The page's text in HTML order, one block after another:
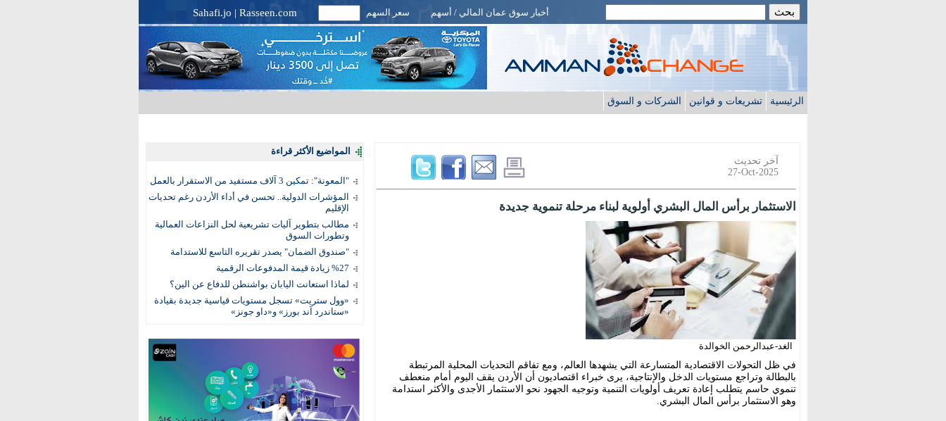
أخبار سوق عمان المالي / أسهم سعر السهم Sahafi.jo | Rasseen.com
الرئيسية تشريعات و قوانين الشركات و السوق
المواضيع الأكثر قراءة
"المعونة": تمكين 3 آلاف مستفيد من الاستقرار بالعمل
المؤشرات الدولية.. تحسن في أداء الأردن رغم تحديات
الإقليم
مطالب بتطوير آليات تشريعية لحل النزاعات العمالية
وتطورات السوق
"صندوق الضمان" يصدر تقريره التاسع للاستدامة
%27 زيادة قيمة المدفوعات الرقمية
لماذا استعانت اليابان بواشنطن للدفاع عن الين؟
«وول ستريت» تسجل مستويات قياسية جديدة بقيادة
«ستاندرد آند بورز» و«داو جونز»
آخر تحديث
27-Oct-2025
الاستثمار برأس المال البشري أولوية لبناء مرحلة تنموية جديدة
الغد-عبدالرحمن الخوالدة
في ظل التحولات الاقتصادية المتسارعة التي يشهدها العالم، ومع تفاقم التحديات المحلية المرتبطة
بالبطالة وتراجع مستويات الدخل والإنتاجية، يرى خبراء اقتصاديون أن الأردن يقف اليوم أمام منعطف
تنموي حاسم يتطلب إعادة تعريف أولويات التنمية وتوجيه الجهود نحو الاستثمار الأجدى والأكثر استدامة
وهو الاستثمار برأس المال البشري.